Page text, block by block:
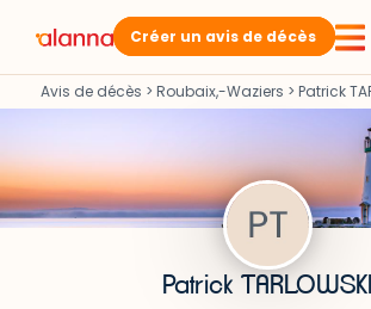
Créer un avis de décès
Avis de décès > Roubaix,-Waziers > Patrick
Patrick TARLOWSKI